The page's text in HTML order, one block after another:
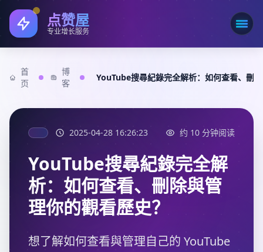
点赞屋
专业增长服务 打开
首
页
博
客
YouTube搜尋紀錄完全解析：如何查看、刪
2025-04-28 16:26:23 约 10 分钟阅读
YouTube搜尋紀錄完全解
析：如何查看、刪除與管
理你的觀看歷史？
想了解如何查看與管理自己的 YouTube